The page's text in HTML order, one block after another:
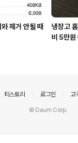
제거 안될 때
냉장고
비 5만원
티스토리 로그인 고
© Daum Corp.